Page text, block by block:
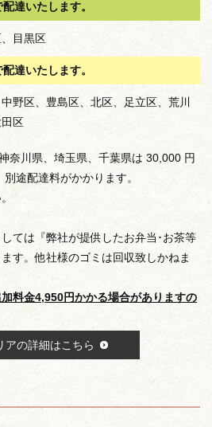
達いたします。
目黒区
達いたします。
野区、豊島区、北区、足立区、荒川
区
奈川県、埼玉県、千葉県は 30,000 円
途配達料がかかります。
しては『弊社が提供したお弁当･お茶等
す。他社様のゴミは回収致しかねま
料金4,950円かかる場合がありますの
アの詳細はこちら